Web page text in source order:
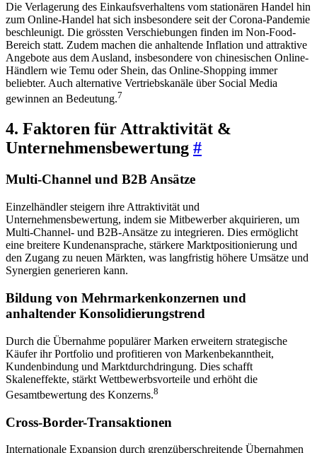
Die Verlagerung des Einkaufsverhaltens vom stationären Handel hin
zum Online-Handel hat sich insbesondere seit der Corona-Pandemie
beschleunigt. Die grössten Verschiebungen finden im Non-Food-
Bereich statt. Zudem machen die anhaltende Inflation und attraktive
Angebote aus dem Ausland, insbesondere von chinesischen Online-
Händlern wie Temu oder Shein, das Online-Shopping immer
beliebter. Auch alternative Vertriebskanäle über Social Media
gewinnen an Bedeutung.7
4. Faktoren für Attraktivität &
Unternehmensbewertung #
Multi-Channel und B2B Ansätze
Einzelhändler steigern ihre Attraktivität und
Unternehmensbewertung, indem sie Mitbewerber akquirieren, um
Multi-Channel- und B2B-Ansätze zu integrieren. Dies ermöglicht
eine breitere Kundenansprache, stärkere Marktpositionierung und
den Zugang zu neuen Märkten, was langfristig höhere Umsätze und
Synergien generieren kann.
Bildung von Mehrmarkenkonzernen und
anhaltender Konsolidierungstrend
Durch die Übernahme populärer Marken erweitern strategische
Käufer ihr Portfolio und profitieren von Markenbekanntheit,
Kundenbindung und Marktdurchdringung. Dies schafft
Skaleneffekte, stärkt Wettbewerbsvorteile und erhöht die
Gesamtbewertung des Konzerns.8
Cross-Border-Transaktionen
Internationale Expansion durch grenzüberschreitende Übernahmen